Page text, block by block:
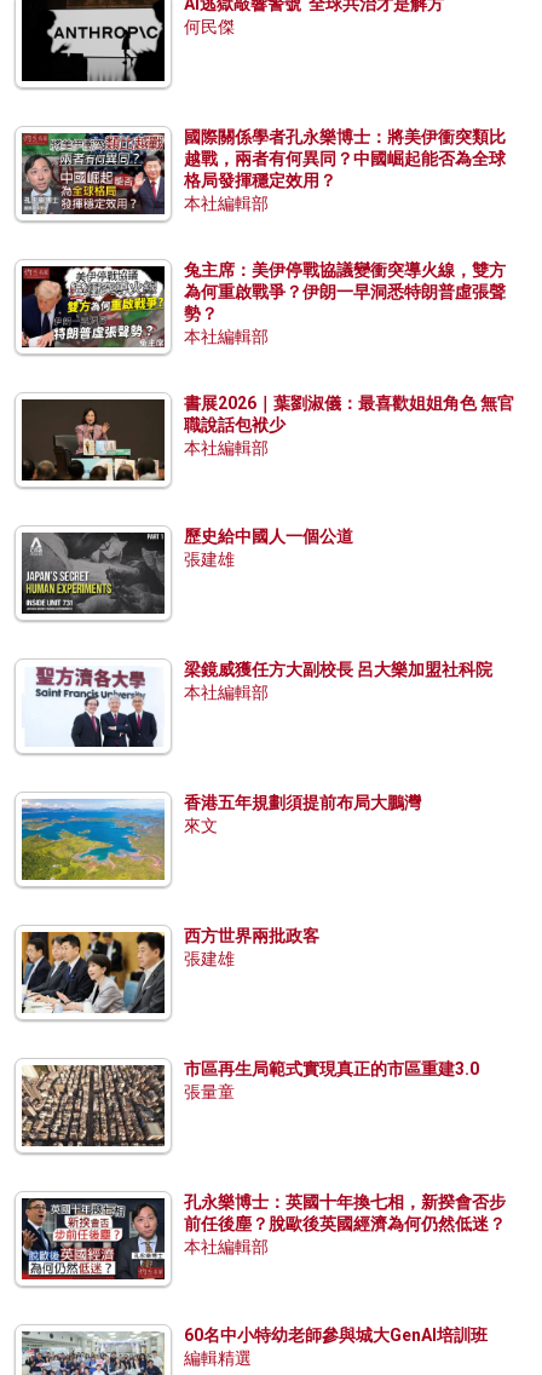
AI逃獄敲響警號 全球共治才是解方
何民傑
國際關係學者孔永樂博士：將美伊衝突類比
越戰，兩者有何異同？中國崛起能否為全球
格局發揮穩定效用？
本社編輯部
兔主席：美伊停戰協議變衝突導火線，雙方
為何重啟戰爭？伊朗一早洞悉特朗普虛張聲
勢？
本社編輯部
書展2026｜葉劉淑儀：最喜歡姐姐角色 無官
職說話包袱少
本社編輯部
歷史給中國人一個公道
張建雄
梁鏡威獲任方大副校長 呂大樂加盟社科院
本社編輯部
香港五年規劃須提前布局大鵬灣
來文
西方世界兩批政客
張建雄
市區再生局範式實現真正的市區重建3.0
張量童
孔永樂博士：英國十年換七相，新揆會否步
前任後塵？脫歐後英國經濟為何仍然低迷？
本社編輯部
60名中小特幼老師參與城大GenAI培訓班
編輯精選